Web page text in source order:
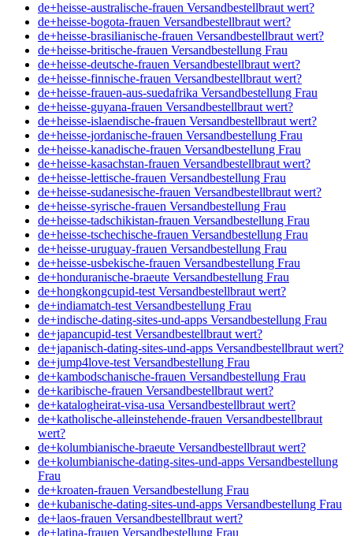
de+heisse-australische-frauen Versandbestellbraut wert?
de+heisse-bogota-frauen Versandbestellbraut wert?
de+heisse-brasilianische-frauen Versandbestellbraut wert?
de+heisse-britische-frauen Versandbestellung Frau
de+heisse-deutsche-frauen Versandbestellbraut wert?
de+heisse-finnische-frauen Versandbestellbraut wert?
de+heisse-frauen-aus-suedafrika Versandbestellung Frau
de+heisse-guyana-frauen Versandbestellbraut wert?
de+heisse-islaendische-frauen Versandbestellbraut wert?
de+heisse-jordanische-frauen Versandbestellung Frau
de+heisse-kanadische-frauen Versandbestellung Frau
de+heisse-kasachstan-frauen Versandbestellbraut wert?
de+heisse-lettische-frauen Versandbestellung Frau
de+heisse-sudanesische-frauen Versandbestellbraut wert?
de+heisse-syrische-frauen Versandbestellung Frau
de+heisse-tadschikistan-frauen Versandbestellung Frau
de+heisse-tschechische-frauen Versandbestellung Frau
de+heisse-uruguay-frauen Versandbestellung Frau
de+heisse-usbekische-frauen Versandbestellung Frau
de+honduranische-braeute Versandbestellung Frau
de+hongkongcupid-test Versandbestellbraut wert?
de+indiamatch-test Versandbestellung Frau
de+indische-dating-sites-und-apps Versandbestellung Frau
de+japancupid-test Versandbestellbraut wert?
de+japanisch-dating-sites-und-apps Versandbestellbraut wert?
de+jump4love-test Versandbestellung Frau
de+kambodschanische-frauen Versandbestellung Frau
de+karibische-frauen Versandbestellbraut wert?
de+katalogheirat-visa-usa Versandbestellbraut wert?
de+katholische-alleinstehende-frauen Versandbestellbraut
wert?
de+kolumbianische-braeute Versandbestellbraut wert?
de+kolumbianische-dating-sites-und-apps Versandbestellung
Frau
de+kroaten-frauen Versandbestellung Frau
de+kubanische-dating-sites-und-apps Versandbestellung Frau
de+laos-frauen Versandbestellbraut wert?
de+latina-frauen Versandbestellung Frau